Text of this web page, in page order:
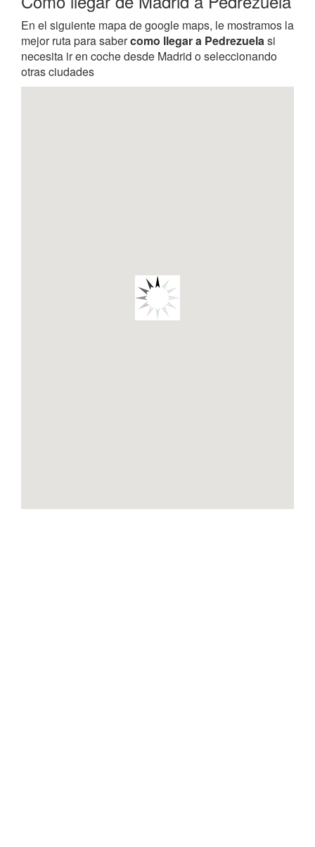
En el siguiente mapa de google maps, le mostramos la
mejor ruta para sabercomo llegar a Pedrezuelasi
necesita ir en coche desde Madrid o seleccionando
otras ciudades